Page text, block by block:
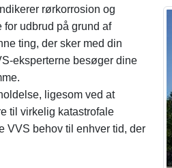
rørkorrosion og
udbrud på grund af
ting, der sker med din
eksperterne besøger dine
ligesom ved at
til virkelig katastrofale
VVS behov til enhver tid, der